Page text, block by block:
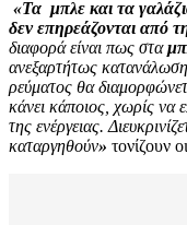
«Τα μπλε και τα
δεν επηρεάζονται από
διαφορά είναι πως στα
ανεξαρτήτως
ρεύματος θα
κάνει κάποιος, χωρίς να
της ενέργειας.
καταργηθούν» τονίζουν